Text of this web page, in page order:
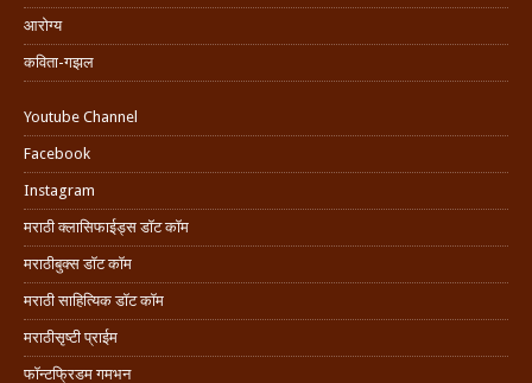
आरोग्य
कविता-गझल
Youtube Channel
Facebook
Instagram
मराठी क्लासिफाईड्स डॉट कॉम
मराठीबुक्स डॉट कॉम
मराठी साहित्यिक डॉट कॉम
मराठीसृष्टी प्राईम
फॉन्टफ्रिडम गमभन